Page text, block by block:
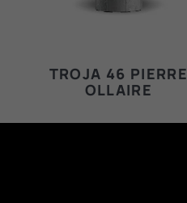
TROJA 46 PIERRE
OLLAIRE